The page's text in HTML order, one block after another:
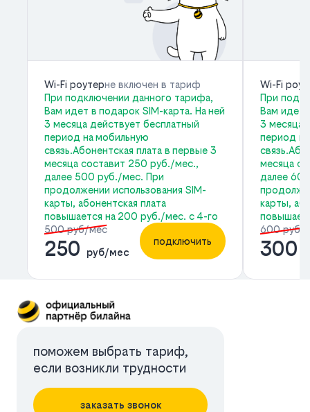
Wi-Fi роутерне включен в тариф
При подключении данного тарифа,
Вам идет в подарок SIM-карта. На ней
3 месяца действует бесплатный
период на мобильную
связь.Абонентская плата в первые 3
месяца составит 250 руб./мес.,
далее 500 руб./мес. При
продолжении использования SIM-
карты, абонентская плата
повышается на 200 руб./мес. с 4-го
500 руб/мес
250 руб/мес
подключить
Wi-Fi
При
Вам идет
3 месяца
период
месяца
далее
карты,
600 руб/
300
поможем выбрать тариф,
если возникли трудности
заказать звонок